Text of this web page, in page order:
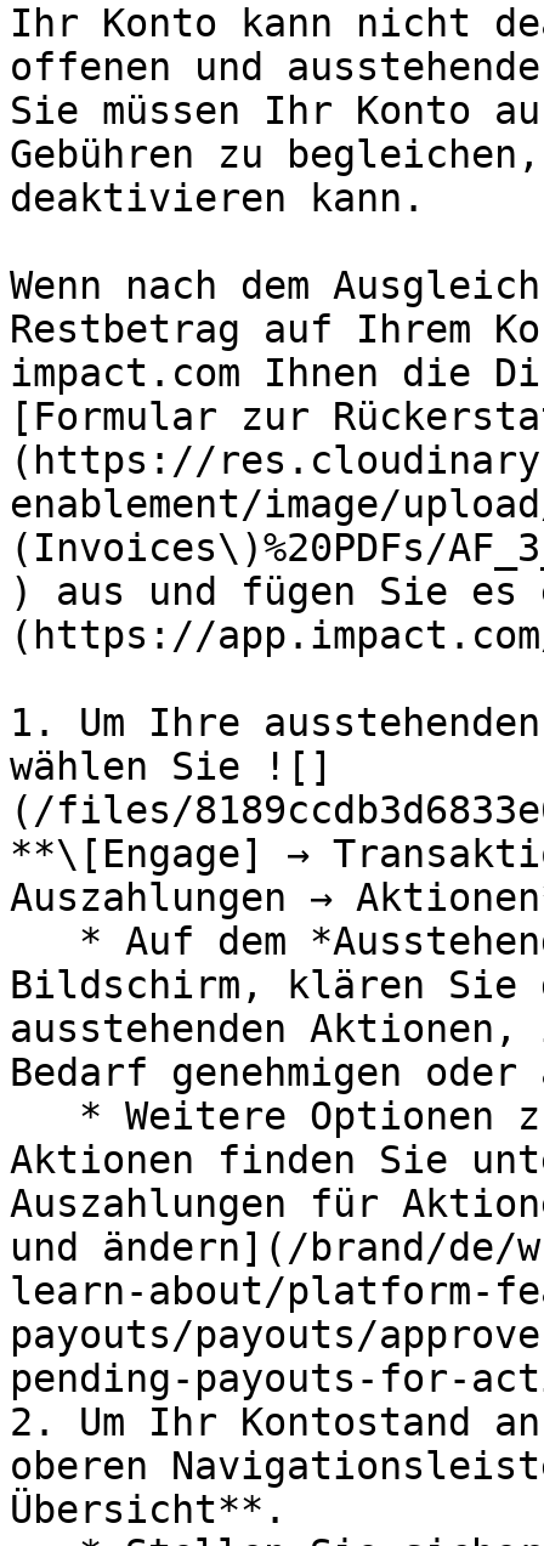
Ihr Konto kann nicht
offenen und
Sie müssen Ihr Konto
Gebühren zu
deaktivieren kann.
Wenn nach dem
Restbetrag auf Ihrem
impact.com Ihnen die
[Formular zur
(https://
enablement/image/
(Invoices\)%20PDFs/
) aus und fügen Sie es
(https://
1. Um Ihre
wählen Sie ![]
(/files/
**\[Engage] →
Auszahlungen →
Bildschirm, klären Sie
ausstehenden
Bedarf genehmigen oder
Aktionen finden Sie
Auszahlungen für
und ändern](/brand/
learn-about/platform-
payouts/payouts/
pending-payouts-for-
2. Um Ihr Kontostand
oberen
Übersicht**.